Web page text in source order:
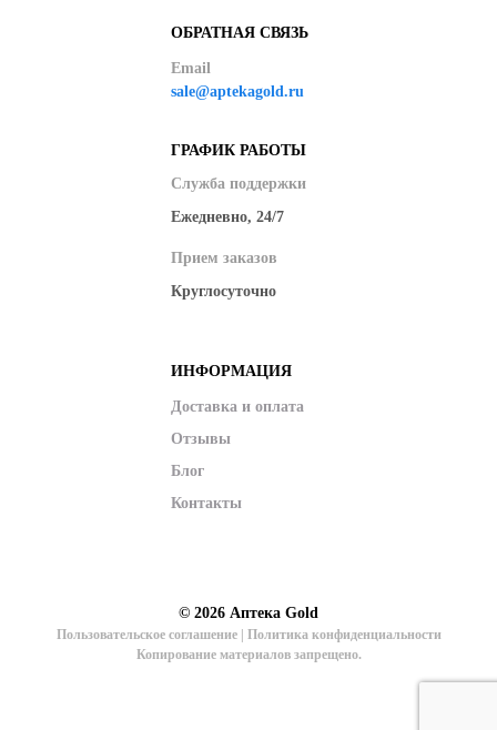
ОБРАТНАЯ СВЯЗЬ
Email
sale@aptekagold.ru
ГРАФИК РАБОТЫ
Служба поддержки
Ежедневно, 24/7
Прием заказов
Круглосуточно
ИНФОРМАЦИЯ
Доставка и оплата
Отзывы
Блог
Контакты
© 2026 Аптека Gold
Пользовательское соглашение| Политика конфиденциальности
Копирование материалов запрещено.